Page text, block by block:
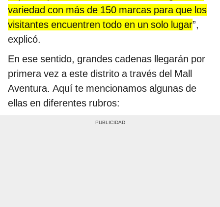
variedad con más de 150 marcas para que los
visitantes encuentren todo en un solo lugar”,
explicó.
En ese sentido, grandes cadenas llegarán por
primera vez a este distrito a través del Mall
Aventura. Aquí te mencionamos algunas de
ellas en diferentes rubros: